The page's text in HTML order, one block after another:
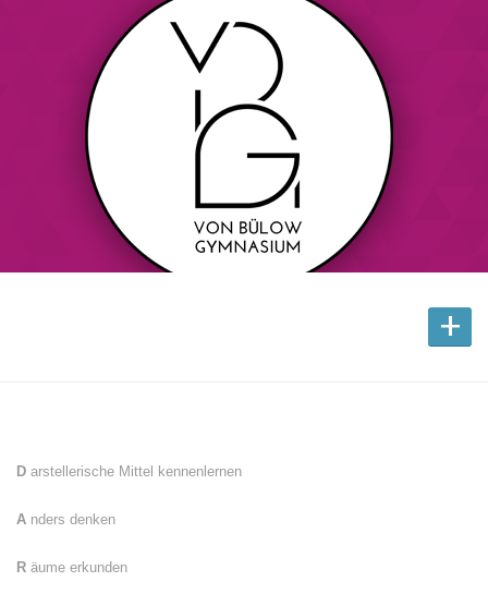
+
D arstellerische Mittel kennenlernen
A nders denken
R äume erkunden